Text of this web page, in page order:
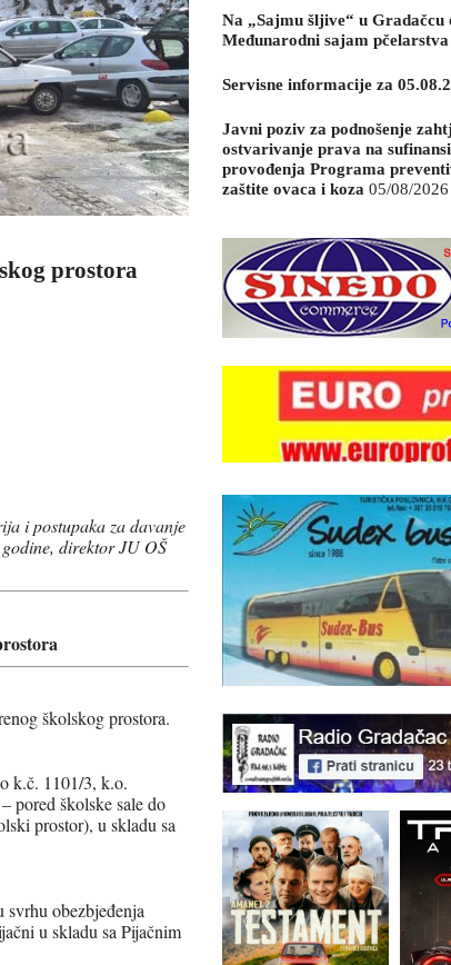
prostora
i postupaka za davanje
direktor JU OŠ
školskog prostora.
k.č. 1101/3, k.o.
pored školske sale do
prostor), u skladu sa
obezbjeđenja
u skladu sa Pijačnim
Na „Sajmu šljive“ u Gradačcu
Međunarodni sajam pčelarstva
Servisne informacije za
Javni poziv za podnošenje
ostvarivanje prava na
provođenja Programa
zaštite ovaca i koza 05/08/2026